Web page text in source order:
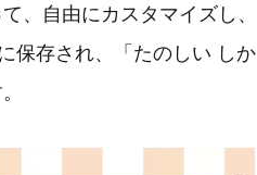
、自由にカスタマイズし、
保存され、「たのしい しか